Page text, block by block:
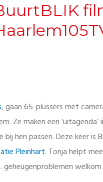
, gaan 65-plussers met
Ze maken een
hen passen. Deze keer is
Pleinhart. Tonja helpt
welkom